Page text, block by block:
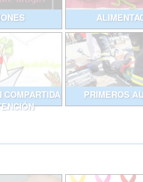
COMPARTIDA
PRIMEROS